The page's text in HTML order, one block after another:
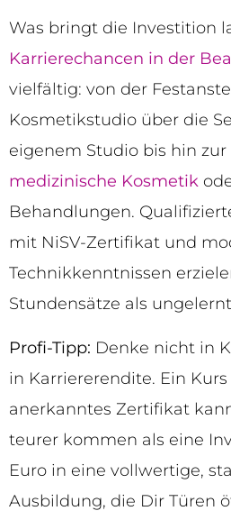
Was bringt die Investition
Karrierechancen in der
vielfältig: von der
Kosmetikstudio über die
eigenem Studio bis hin
medizinische Kosmetik
Behandlungen.
mit NiSV-Zertifikat und
Technikkenntnissen
Stundensätze als
Profi-Tipp: Denke nicht in
in Karriererendite. Ein
anerkanntes Zertifikat
teurer kommen als eine
Euro in eine vollwertige,
Ausbildung, die Dir Türen